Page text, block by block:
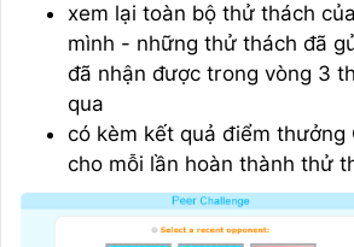
xem lại toàn bộ thử thách của
mình - những thử thách đã
đã nhận được trong vòng 3
qua
có kèm kết quả điểm thưởng
cho mỗi lần hoàn thành thử